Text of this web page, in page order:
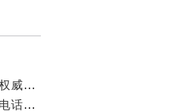
成都万国官方售后服务中心｜最新电话和官方维修地址权威信息公示（2026年7月最新）
亲身探访成都万国官方售后服务中心｜网点地址与客服电话（2026年7月最新）